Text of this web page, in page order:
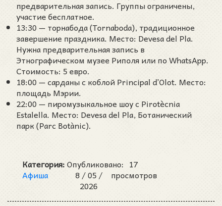
предварительная запись. Группы ограничены,
участие бесплатное.
13:30 — торнабода (Tornaboda), традиционное
завершение праздника. Место: Devesa del Pla.
Нужна предварительная запись в
Этнографическом музее Риполя или по WhatsApp.
Стоимость: 5 евро.
18:00 — сарданы с коблой Principal d’Olot. Место:
площадь Мэрии.
22:00 — пиромузыкальное шоу с Pirotècnia
Estalella. Место: Devesa del Pla, Ботанический
парк (Parc Botànic).
Категория:
Афиша
Опубликовано:
8 /05 /
2026
17
просмотров